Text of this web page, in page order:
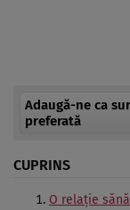
Adaugă-ne ca
preferată
CUPRINS
O relație